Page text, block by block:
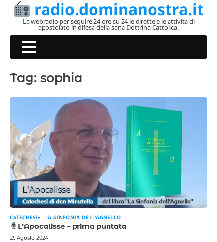
Skip
radio.dominanostra.it
La webradio per seguire 24 ore su 24 le dirette e le attività di
apostolato in difesa della sana Dottrina Cattolica.
Tag: sophia
CATECHESI LA SINFONIA DELL'AGNELLO
L’Apocalisse – prima puntata
29 Agosto 2024